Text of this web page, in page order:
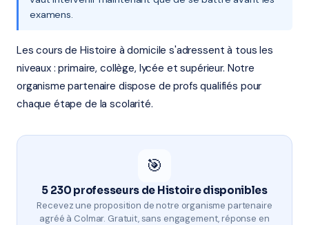
examens.
Les cours de Histoire à domicile s'adressent à tous les
niveaux : primaire, collège, lycée et supérieur. Notre
organisme partenaire dispose de profs qualifiés pour
chaque étape de la scolarité.
🎯
5 230 professeurs de Histoire disponibles
Recevez une proposition de notre organisme partenaire
agréé à Colmar. Gratuit, sans engagement, réponse en